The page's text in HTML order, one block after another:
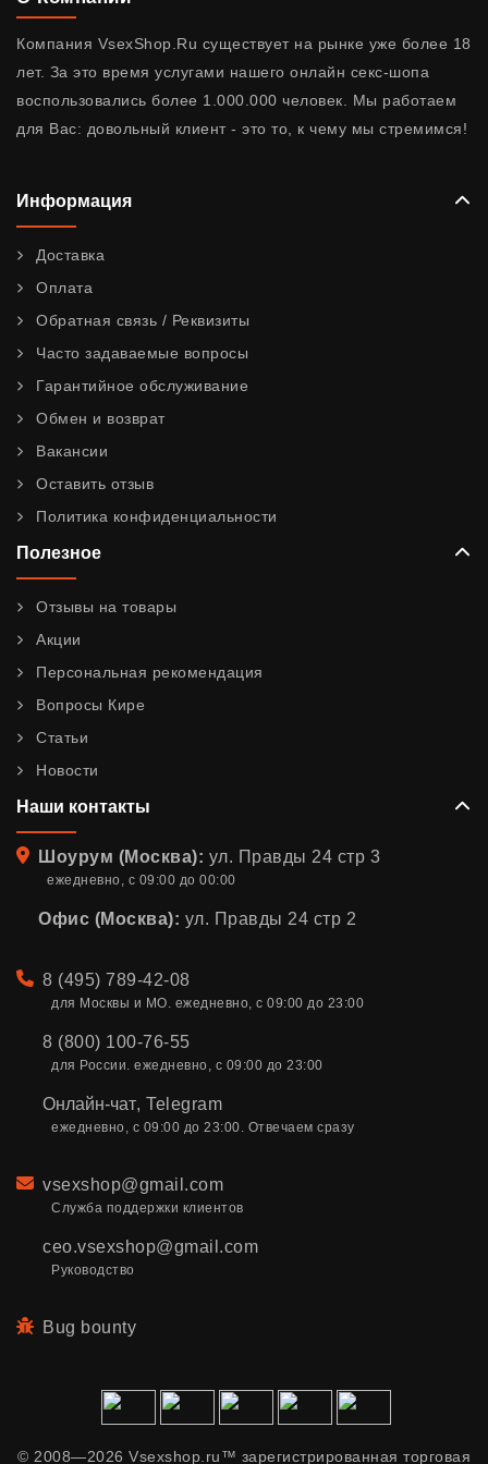
Компания VsexShop.Ru существует на рынке уже более 18
лет. За это время услугами нашего онлайн секс-шопа
воспользовались более 1.000.000 человек. Мы работаем
для Вас: довольный клиент - это то, к чему мы стремимся!
Информация
Доставка
Оплата
Обратная связь / Реквизиты
Часто задаваемые вопросы
Гарантийное обслуживание
Обмен и возврат
Вакансии
Оставить отзыв
Политика конфиденциальности
Полезное
Отзывы на товары
Акции
Персональная рекомендация
Вопросы Кире
Статьи
Новости
Наши контакты
Адрес
Шоурум (Москва): ул. Правды 24 стр 3
ежедневно, с 09:00 до 00:00
Офис (Москва): ул. Правды 24 стр 2
Телефон
8 (495) 789-42-08
для Москвы и МО. ежедневно, с 09:00 до 23:00
8 (800) 100-76-55
для России. ежедневно, с 09:00 до 23:00
Онлайн-чат, Telegram
ежедневно, с 09:00 до 23:00. Отвечаем сразу
Email
vsexshop@gmail.com
Служба поддержки клиентов
ceo.vsexshop@gmail.com
Руководство
Bug bounty
© 2008—2026 Vsexshop.ru™ зарегистрированная торговая